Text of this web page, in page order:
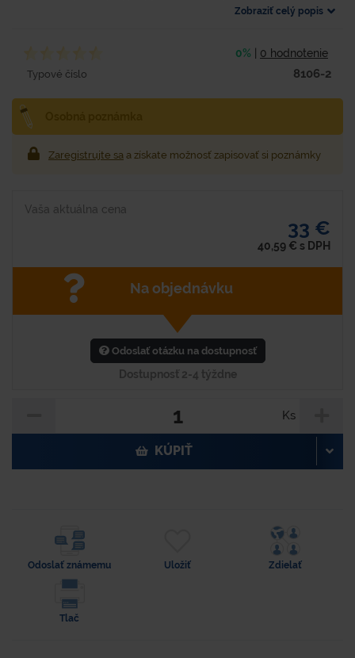
Zobraziť celý popis
0% 0 hodnotenie
Typové číslo 8106-2
Zaregistrujte sa a získate možnosť zapisovať si poznámky
Vaša aktuálna cena
33 €
40,59 € s DPH
Na objednávku
Odoslať otázku na dostupnosť
Dostupnosť 2-4 týždne
Ks
KÚPIŤ
Odoslať známemu Uložiť Zdielať
Tlač